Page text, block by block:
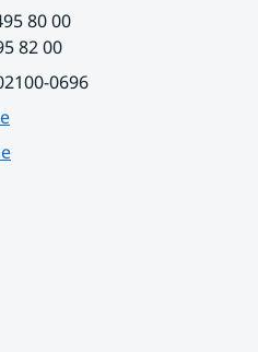
80 00
82 00
0696